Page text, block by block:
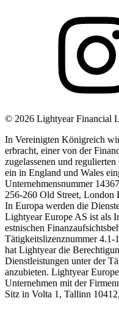
© 2026 Lightyear Financial
In Vereinigten Königreich
erbracht, einer von der
zugelassenen und
ein in England und Wales
Unternehmensnummer
256-260 Old Street,
In Europa werden die
Lightyear Europe AS ist als
estnischen
Tätigkeitslizenznummer 4.1-
hat Lightyear die
Dienstleistungen unter der
anzubieten. Lightyear
Unternehmen mit der
Sitz in Volta 1, Tallinn